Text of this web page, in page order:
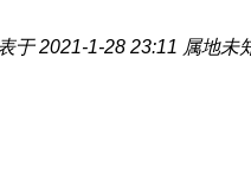
于 2021-1-28 23:11 属地未